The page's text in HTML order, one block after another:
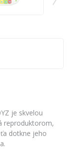
je skvelou
reproduktorom,
dotkne jeho